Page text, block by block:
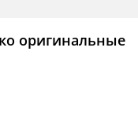
оригинальные